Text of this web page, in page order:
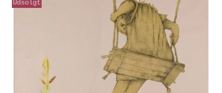
Udsolgt